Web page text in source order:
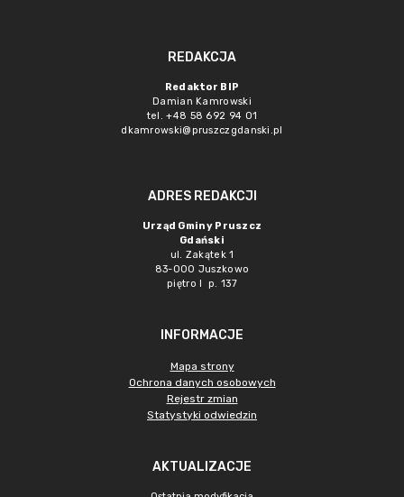
REDAKCJA
Redaktor BIP
Damian Kamrowski
tel. +48 58 692 94 01
dkamrowski@pruszczgdanski.pl
ADRES REDAKCJI
Urząd Gminy Pruszcz
Gdański
ul. Zakątek 1
83-000 Juszkowo
piętro I p. 137
INFORMACJE
Mapa strony
Ochrona danych osobowych
Rejestr zmian
Statystyki odwiedzin
AKTUALIZACJE